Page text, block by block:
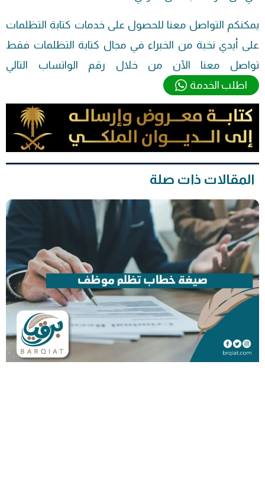
يمكنكم التواصل معنا للحصول على خدمات كتابة التظلمات
على أيدي نخبة من الخبراء في مجال كتابة التظلمات فقط
تواصل معنا الآن من خلال رقم الواتساب التالي
اطلب الخدمة
المقالات ذات صلة